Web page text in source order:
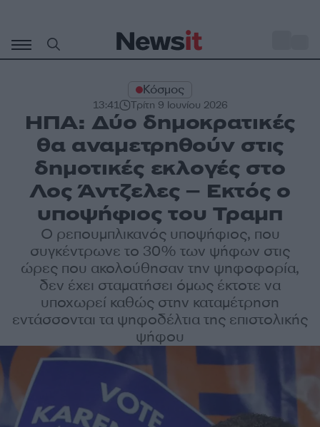
περιεχόμενο
Κόσμος
13:41 Τρίτη 9 Ιουνίου 2026
ΗΠΑ: Δύο δημοκρατικές
θα αναμετρηθούν στις
δημοτικές εκλογές στο
Λος Άντζελες – Εκτός ο
υποψήφιος του Τραμπ
Ο ρεπουμπλικανός υποψήφιος, που
συγκέντρωνε το 30% των ψήφων στις
ώρες που ακολούθησαν την ψηφοφορία,
δεν έχει σταματήσει όμως έκτοτε να
υποχωρεί καθώς στην καταμέτρηση
εντάσσονται τα ψηφοδέλτια της επιστολικής
ψήφου